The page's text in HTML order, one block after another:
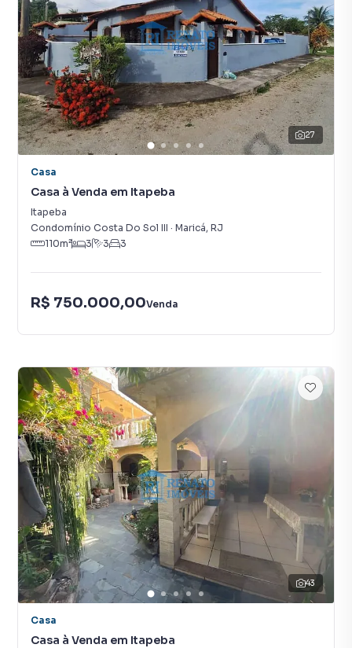
27
Casa
Casa à Venda em Itapeba
Itapeba
Condomínio Costa Do Sol III · Maricá, RJ
110m² 3 3 3
R$ 750.000,00Venda
43
Casa
Casa à Venda em Itapeba